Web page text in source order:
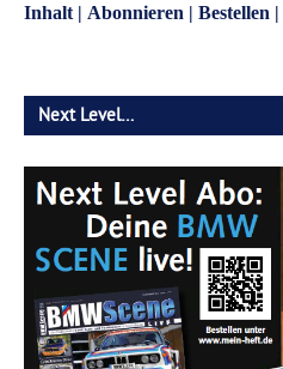
Inhalt | Abonnieren | Bestellen |
Next Level…